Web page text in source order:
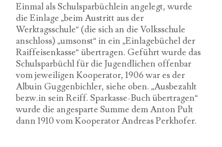
Einmal als Schulsparbüchlein angelegt, wurde
die Einlage „beim Austritt aus der
Werktagsschule“ (die sich an die Volksschule
anschloss) „umsonst“ in ein „Einlagebüchel der
Raiffeisenkasse“ übertragen. Geführt wurde das
Schulsparbüchl für die Jugendlichen offenbar
vom jeweiligen Kooperator, 1906 war es der
Albuin Guggenbichler, siehe oben. „Ausbezahlt
bezw.in sein Reiff. Sparkasse-Buch übertragen“
wurde die angesparte Summe dem Anton Pult
dann 1910 vom Kooperator Andreas Perkhofer.